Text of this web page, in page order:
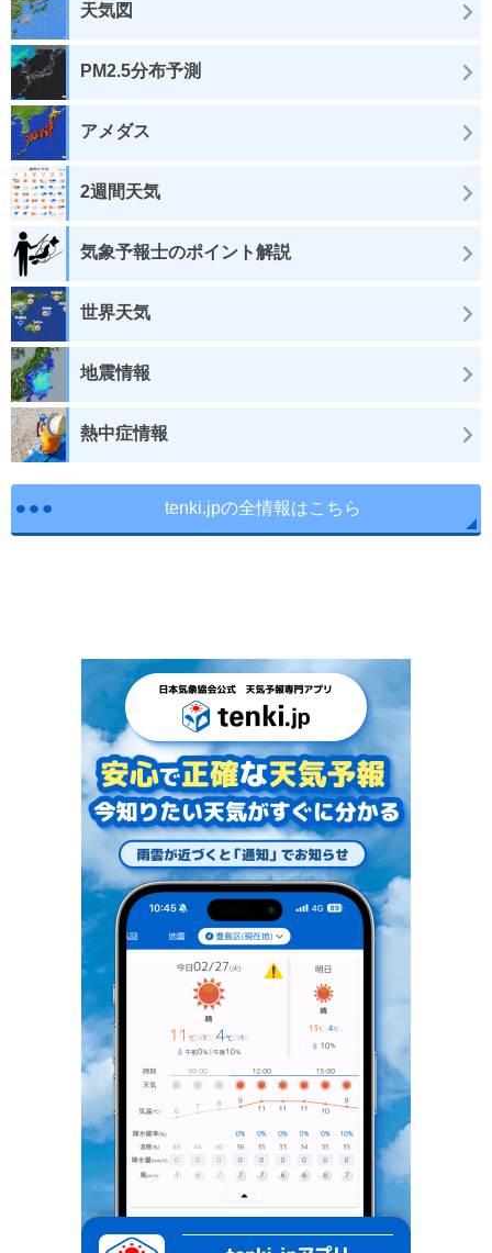
天気図
PM2.5分布予測
アメダス
2週間天気
気象予報士のポイント解説
世界天気
地震情報
熱中症情報
tenki.jpの全情報はこちら